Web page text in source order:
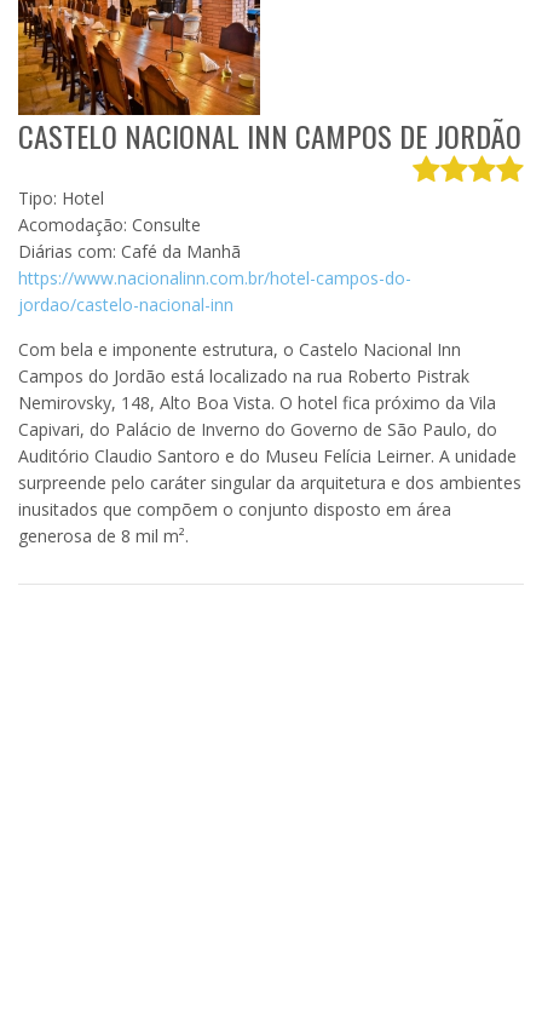
CASTELO NACIONAL INN CAMPOS DE JORDÃO
Tipo: Hotel
Acomodação: Consulte
Diárias com: Café da Manhã
https://www.nacionalinn.com.br/hotel-campos-do-
jordao/castelo-nacional-inn
Com bela e imponente estrutura, o Castelo Nacional Inn
Campos do Jordão está localizado na rua Roberto Pistrak
Nemirovsky, 148, Alto Boa Vista. O hotel fica próximo da Vila
Capivari, do Palácio de Inverno do Governo de São Paulo, do
Auditório Claudio Santoro e do Museu Felícia Leirner. A unidade
surpreende pelo caráter singular da arquitetura e dos ambientes
inusitados que compõem o conjunto disposto em área
generosa de 8 mil m².